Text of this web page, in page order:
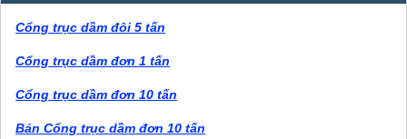
Cổng trục dầm đôi 5 tấn
Cổng trục dầm đơn 1 tấn
Cổng trục dầm đơn 10 tấn
Bán Cổng trục dầm đơn 10 tấn